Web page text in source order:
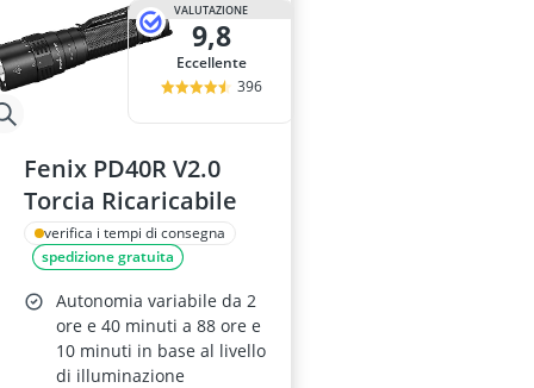
VALUTAZIONE
9,8
Eccellente
396
Fenix PD40R V2.0
Torcia Ricaricabile
verifica i tempi di consegna
spedizione gratuita
Autonomia variabile da 2
ore e 40 minuti a 88 ore e
10 minuti in base al livello
di illuminazione